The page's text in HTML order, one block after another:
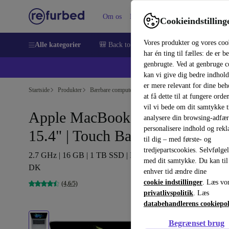
Vores produkter og vores
har én ting til fælles: de er
genbrugte. Ved at genbruge
kan vi give dig bedre
er mere relevant for dine
at få dette til at fungere
vil vi bede om dit samtykke
analysere din browsing-
personalisere indhold og
til dig – med første- og
tredjepartscookies.
med dit samtykke. Du kan til
enhver tid ændre dine
cookie indstillinger. Læs
privatlivspolitik. Læs
databehandlerens
Begrænset brug
Om os Hjælp
Alle kategorier 🎒 Back to school Smartphones
💻
Startside Produkter Bærbare computere MacBooks
Apple MacBook Pro 2016 |
15.4" | Touch Bar
2.7 GHz | 16 GB | 1 TB SSD | Radeon Pro 460 | spacegrey |
DK
(4,6/5)